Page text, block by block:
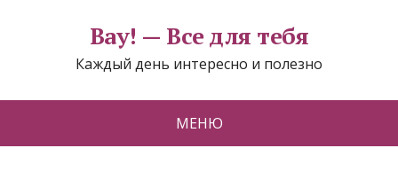
Вау! — Все для тебя
Каждый день интересно и полезно
МЕНЮ